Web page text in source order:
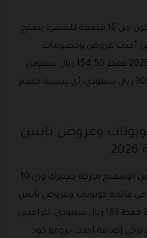
بلغ سعر شراء طقم مكون من 16 قطعة للسفرة يصلح
في أحدث عروض وخصومات
موقع نايس السعودية 2026 فقط 154.50 ريال سعودي
بدلاً من السعر الأصلي 309 ريال سعودي، أي بنسبة خصم
وعروض نايس
بلغ سعر شراء وسادة من الإسفنج ماركة جينيرك وزن 10
في قائمة كوبونات وعروض نايس
Nice في السعودية 2026 فقط 169 ريال سعودي، للراغبين
إضافة أحدث برومو كود